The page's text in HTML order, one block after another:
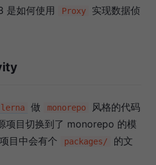
是如何使用 Proxy
实现数据侦
lerna 做 monorepo
风格的代码
项目切换到了 monorepo 的模
目中会有个
packages/
的文